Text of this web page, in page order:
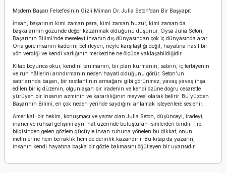
Modern Başarı Felsefesinin Gizli Mimarı Dr. Julia Seton’dan Bir Başyapıt
İnsan, başarının kimi zaman para, kimi zaman huzur, kimi zaman da
başkalarının gözünde değer kazanmak olduğunu düşünür. Oysa Julia Seton,
Başarının Bilimi’nde meseleyi insanın dış dünyasından çok iç dünyasında arar.
Ona göre insanın kaderini belirleyen, neyle karşılaştığı değil, hayatına nasıl bir
yön verdiği ve kendi varlığının merkezine ne ölçüde yaklaşabildiğidir.
Kitap boyunca okur, kendini tanımanın, bir plan kurmanın, sabrın, iç terbiyenin
ve ruh hâllerini arındırmanın neden hayati olduğunu görür. Seton’un
satırlarında başarı, bir rastlantının armağanı gibi görünmez; yavaş yavaş inşa
edilen bir iç düzenin, olgunlaşan bir iradenin ve kendi özüne doğru cesaretle
yürüyen bir insanın azminin ve kararlılığının meyvesi olarak belirir. Bu yüzden
Başarının Bilimi, en çok neden yerinde saydığını anlamak isteyenlere seslenir.
Amerikalı bir hekim, konuşmacı ve yazar olan Julia Seton, düşünceyi, iradeyi,
inancı ve ruhsal gelişimi aynı hat üzerinde buluşturan isimlerden biridir. Tıp
bilgisinden gelen gözlem gücüyle insan ruhuna yönelen bu dikkat, onun
metinlerine hem berraklık hem de derinlik kazandırır. Bu kitap da yazarın,
insanın kendi hayatına başka bir gözle bakmasını öğütleyen bir uyarısıdır.